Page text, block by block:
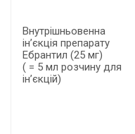
Внутрішньовенна
ін’єкція препарату
Ебрантил (25 мг)
( = 5 мл розчину для
ін’єкцій)